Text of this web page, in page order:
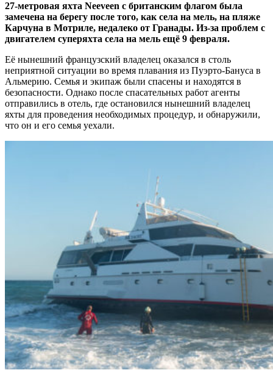
27-метровая яхта Neeveen с британским флагом была
замечена на берегу после того, как села на мель, на пляже
Карчуна в Мотриле, недалеко от Гранады. Из-за проблем с
двигателем суперяхта села на мель ещё 9 февраля.
Её нынешний французский владелец оказался в столь
неприятной ситуации во время плавания из Пуэрто-Бануса в
Альмерию. Семья и экипаж были спасены и находятся в
безопасности. Однако после спасательных работ агенты
отправились в отель, где остановился нынешний владелец
яхты для проведения необходимых процедур, и обнаружили,
что он и его семья уехали.